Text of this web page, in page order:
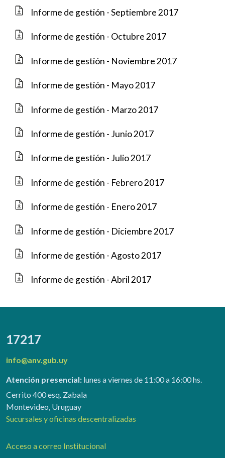
Informe de gestión - Septiembre 2017
Informe de gestión - Octubre 2017
Informe de gestión - Noviembre 2017
Informe de gestión - Mayo 2017
Informe de gestión - Marzo 2017
Informe de gestión - Junio 2017
Informe de gestión - Julio 2017
Informe de gestión - Febrero 2017
Informe de gestión - Enero 2017
Informe de gestión - Diciembre 2017
Informe de gestión - Agosto 2017
Informe de gestión - Abril 2017
17217
info@anv.gub.uy
Atención presencial: lunes a viernes de 11:00 a 16:00 hs.
Cerrito 400 esq. Zabala
Montevideo, Uruguay
Sucursales y oficinas descentralizadas
Acceso a correo Institucional